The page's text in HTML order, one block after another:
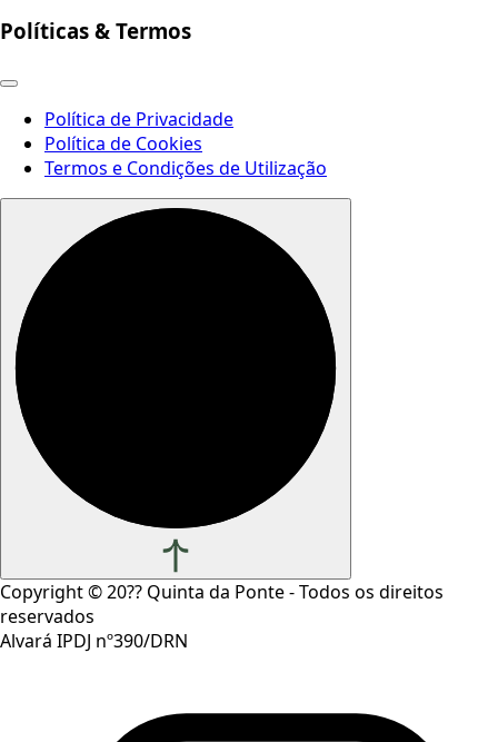
Políticas & Termos
Política de Privacidade
Política de Cookies
Termos e Condições de Utilização
Copyright ©20?? Quinta da Ponte - Todos os direitos
reservados
Alvará IPDJ nº390/DRN